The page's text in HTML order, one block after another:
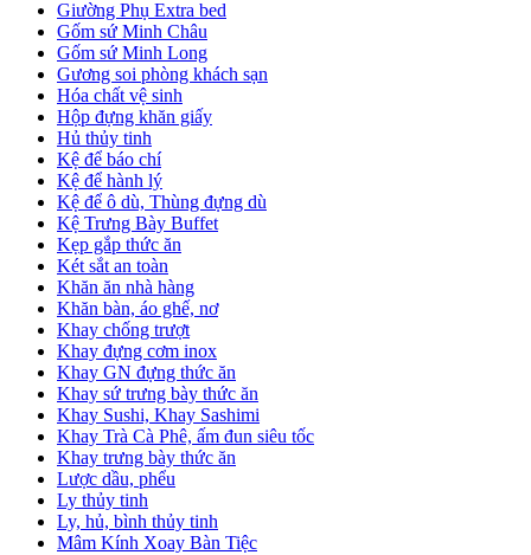
Giường Phụ Extra bed
Gốm sứ Minh Châu
Gốm sứ Minh Long
Gương soi phòng khách sạn
Hóa chất vệ sinh
Hộp đựng khăn giấy
Hủ thủy tinh
Kệ để báo chí
Kệ để hành lý
Kệ để ô dù, Thùng đựng dù
Kệ Trưng Bày Buffet
Kẹp gắp thức ăn
Két sắt an toàn
Khăn ăn nhà hàng
Khăn bàn, áo ghế, nơ
Khay chống trượt
Khay đựng cơm inox
Khay GN đựng thức ăn
Khay sứ trưng bày thức ăn
Khay Sushi, Khay Sashimi
Khay Trà Cà Phê, ấm đun siêu tốc
Khay trưng bày thức ăn
Lược dầu, phểu
Ly thủy tinh
Ly, hủ, bình thủy tinh
Mâm Kính Xoay Bàn Tiệc